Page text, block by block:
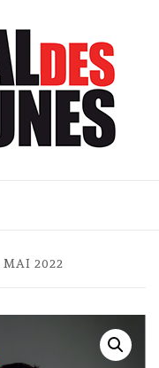
MAI 2022